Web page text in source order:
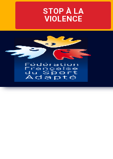
STOP À LA
VIOLENCE